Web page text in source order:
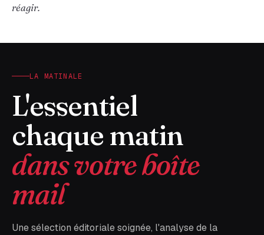
réagir.
LA MATINALE
L'essentiel
chaque matin
dans votre boîte
mail
Une sélection éditoriale soignée, l'analyse de la